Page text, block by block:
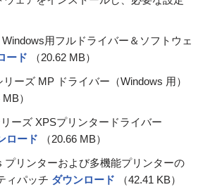
用フルドライバー＆ソフトウェ
ード
（20.62 MB）
ーズ MP ドライバー（Windows 用）
MB）
ーズ XPSプリンタードライバー
ロード
（20.66 MB）
プリンターおよび多機能プリンターの
ィパッチ ダウンロード （42.41 KB）